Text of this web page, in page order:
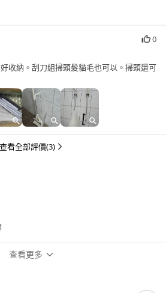
0
收納。刮刀組掃頭髮貓毛也可以。掃頭還可
查看全部評價(3)
查看更多